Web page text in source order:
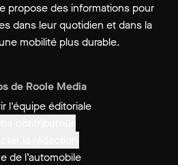
propose des informations pour
dans leur quotidien et dans la
mobilité plus durable.
de Roole Media
l'équipe éditoriale
de l’automobile